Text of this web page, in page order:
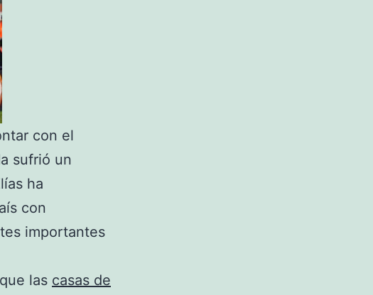
con el
sufrió un
ha
con
importantes
las casas de